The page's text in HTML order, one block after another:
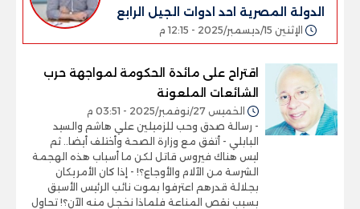
الدولة المصرية احد ادوات الجيل الرابع
للحروب
الإثنين 15/ديسمبر/2025 - 12:15 م
اقتراح على مائدة الحكومة لمواجهة حرب
الشائعات الملعونة
الخميس 27/نوفمبر/2025 - 03:51 م
- رسالة صدق وحب للزميلين علي هاشم والسيد
البابلي - أتفق مع وزارة الصحة وأختلف أيضا.. ثم
ليس هناك فيروس قاتل لكن ما أسباب هذه الهجمة
الشرسة من الآلام والأوجاع؟! - إذا كان الأمريكان
بجلالة قدرهم اعترفوا بموت نائب الرئيس الأسبق
بسبب نقص المناعة فلماذا نخجل منه الآن؟! تحاول